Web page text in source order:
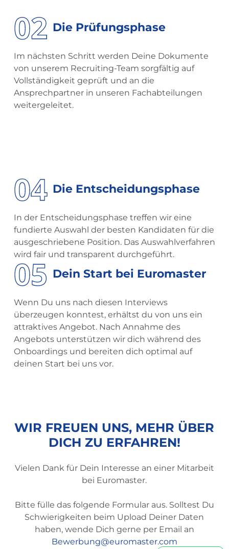
02 Die Prüfungsphase
Im nächsten Schritt werden Deine Dokumente
von unserem Recruiting-Team sorgfältig auf
Vollständigkeit geprüft und an die
Ansprechpartner in unseren Fachabteilungen
weitergeleitet.
04 Die Entscheidungsphase
In der Entscheidungsphase treffen wir eine
fundierte Auswahl der besten Kandidaten für die
ausgeschriebene Position. Das Auswahlverfahren
wird fair und transparent durchgeführt.
05 Dein Start bei Euromaster
Wenn Du uns nach diesen Interviews
überzeugen konntest, erhältst du von uns ein
attraktives Angebot. Nach Annahme des
Angebots unterstützen wir dich während des
Onboardings und bereiten dich optimal auf
deinen Start bei uns vor.
WIR FREUEN UNS, MEHR ÜBER
DICH ZU ERFAHREN!
Vielen Dank für Dein Interesse an einer Mitarbeit
bei Euromaster.
Bitte fülle das folgende Formular aus. Solltest Du
Schwierigkeiten beim Upload Deiner Daten
haben, wende Dich gerne per Email an
Bewerbung@euromaster.com